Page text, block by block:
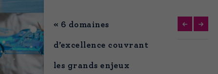
« 6 domaines
d’excellence couvrant
les grands enjeux